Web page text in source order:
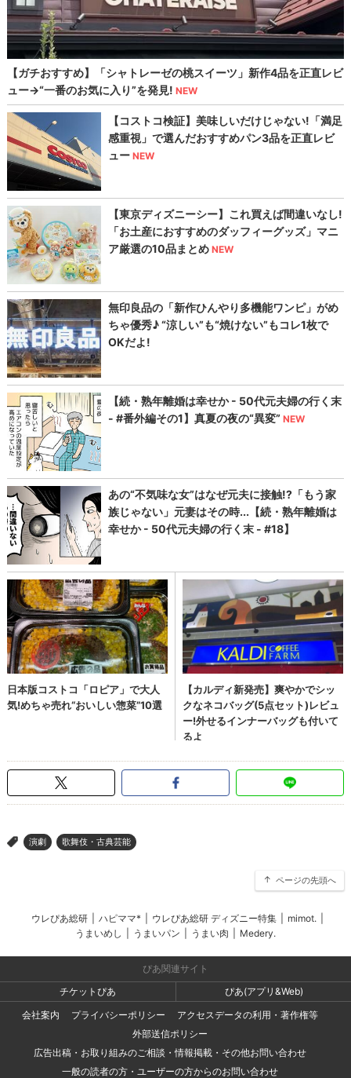
> 演劇 歌舞伎・古典芸能
ページの先頭へ
ウレぴあ総研 ハピママ* ウレぴあ総研 ディズニー特集 mimot.
うまいめし
うまいパン うまい肉 Medery.
ぴあ関連サイト
チケットぴあ
ぴあ(アプリ&Web)
会社案内
プライバシーポリシー
アクセスデータの利用・著作権等
外部送信ポリシー
広告出稿・お取り組みのご相談・情報掲載・その他お問い合わせ
一般の読者の方・ユーザーの方からのお問い合わせ